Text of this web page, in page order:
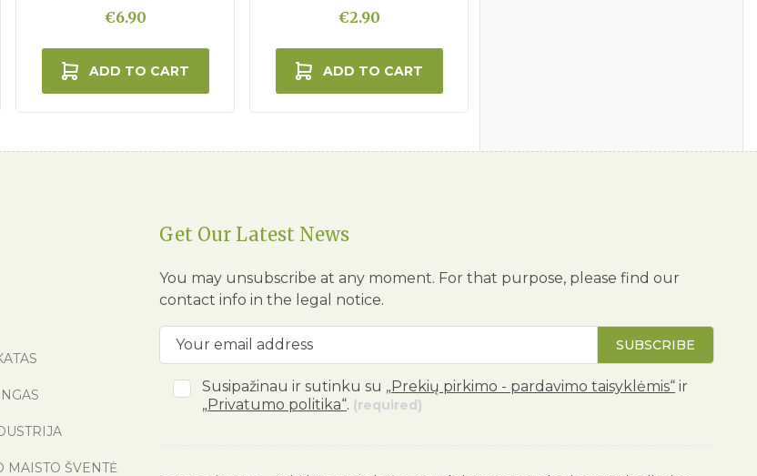
€6.90
ADD TO CART
€2.90
ADD TO CART
MAISTO ŠVENTĖ
Get Our Latest News
You may unsubscribe at any moment. For that purpose, please find our
contact info in the legal notice.
SUBSCRIBE
Susipažinau ir sutinku su „Prekių pirkimo - pardavimo taisyklėmis“ ir
„Privatumo politika“. (required)